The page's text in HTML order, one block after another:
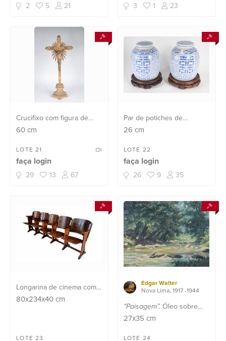
2 5 21 3 1 23
Crucifixo com figura de
Cristo de madeira
douração. Desgastes.
60 cm
LOTE 21
faça login
29 13 67
Par de potiches de
porcelana chinesa azul e
símbolo da "dupla
felicidade", bases de
madeira entalhada.
26 cm
LOTE 22
faça login
26 9 35
Longarina de cinema com
5 lugares de madeira
80x234x40 cm
LOTE 23
Edgar Walter
Nova Lima, 1917 -1944
“Paisagem”. Óleo sobre
eucatex. Datado 1974.
27x35 cm
LOTE 24